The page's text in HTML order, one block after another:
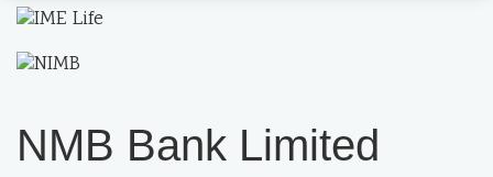
NMB Bank Limited